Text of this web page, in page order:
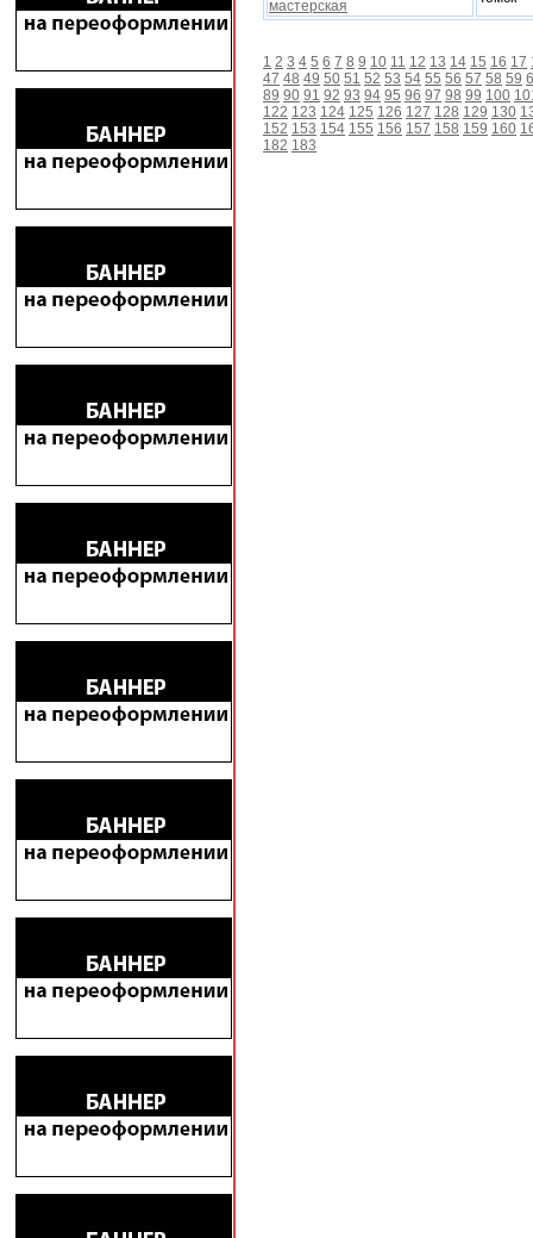
мастерская
1 2 3 4 5 6 7 8 9 10 11 12 13 14 15 16 17
47 48 49 50 51 52 53 54 55 56 57 58 59
89 90 91 92 93 94 95 96 97 98 99 100
122 123 124 125 126 127 128 129 130
152 153 154 155 156 157 158 159 160
182 183